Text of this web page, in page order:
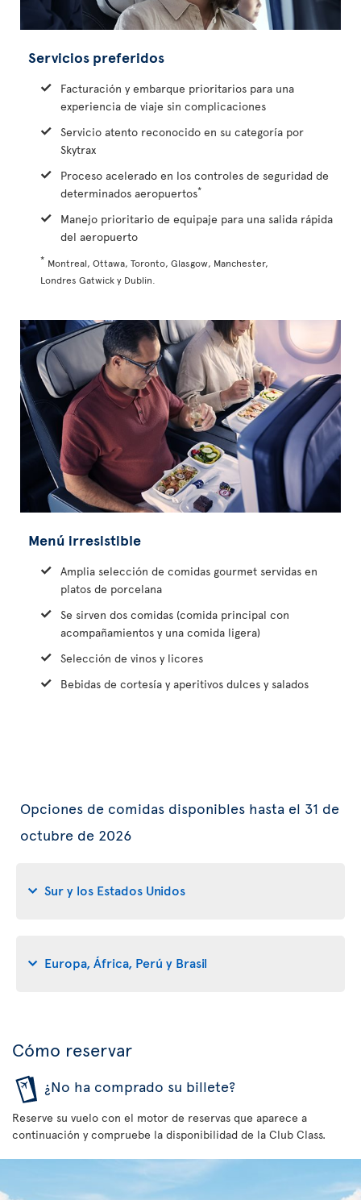
Servicios preferidos
Facturación y embarque prioritarios para una
experiencia de viaje sin complicaciones
Servicio atento reconocido en su categoría por
Skytrax
Proceso acelerado en los controles de seguridad de
determinados aeropuertos*
Manejo prioritario de equipaje para una salida rápida
del aeropuerto
* Montreal, Ottawa, Toronto, Glasgow, Manchester,
Londres Gatwick y Dublin.
Menú irresistible
Amplia selección de comidas gourmet servidas en
platos de porcelana
Se sirven dos comidas (comida principal con
acompañamientos y una comida ligera)
Selección de vinos y licores
Bebidas de cortesía y aperitivos dulces y salados
Opciones de comidas disponibles hasta el 31 de
octubre de 2026
Sur y los Estados Unidos
Europa, África, Perú y Brasil
Cómo reservar
¿No ha comprado su billete?
Reserve su vuelo con el motor de reservas que aparece a
continuación y compruebe la disponibilidad de la Club Class.